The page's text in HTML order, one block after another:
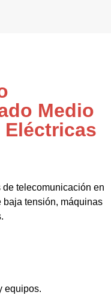
Medio
de telecomunicación en
tensión, máquinas
equipos.